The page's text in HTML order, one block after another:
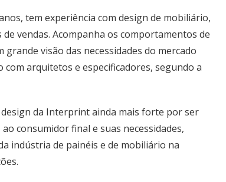
tem experiência com design de mobiliário,
vendas. Acompanha os comportamentos de
visão das necessidades do mercado
arquitetos e especificadores, segundo a
da Interprint ainda mais forte por ser
consumidor final e suas necessidades,
indústria de painéis e de mobiliário na